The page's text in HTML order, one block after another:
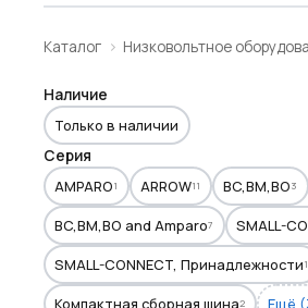
Каталог Низковольтное
Наличие
Только в наличии
Серия
AMPARO1 ARROW11 BC,BM,BO3
BC,BM,BO and Amparo7 SMALL-
SMALL-CONNECT, Принадлежности1
Компактная сборная шина2 Ещё